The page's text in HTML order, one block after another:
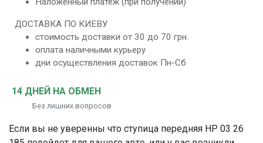
ДОСТАВКА ПО КИЕВУ
стоимость доставки от 30 до 70 грн.
оплата наличными курьеру
дни осуществления доставок Пн-Сб
14 ДНЕЙ НА ОБМЕН
Без лишних вопросов
Если вы не уверенны что ступица передняя HP 03 26